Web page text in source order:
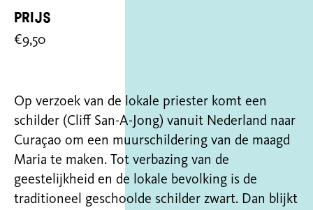
Prijs
€9,50
Op verzoek van de lokale priester komt een
schilder (Cliff San-A-Jong) vanuit Nederland naar
Curaçao om een muurschildering van de maagd
Maria te maken. Tot verbazing van de
geestelijkheid en de lokale bevolking is de
traditioneel geschoolde schilder zwart. Dan blijkt